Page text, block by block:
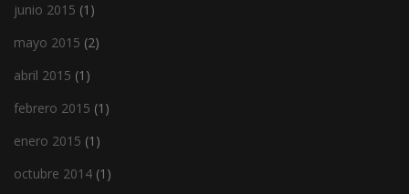
junio 2015 (1)
mayo 2015 (2)
abril 2015 (1)
febrero 2015 (1)
enero 2015 (1)
octubre 2014 (1)